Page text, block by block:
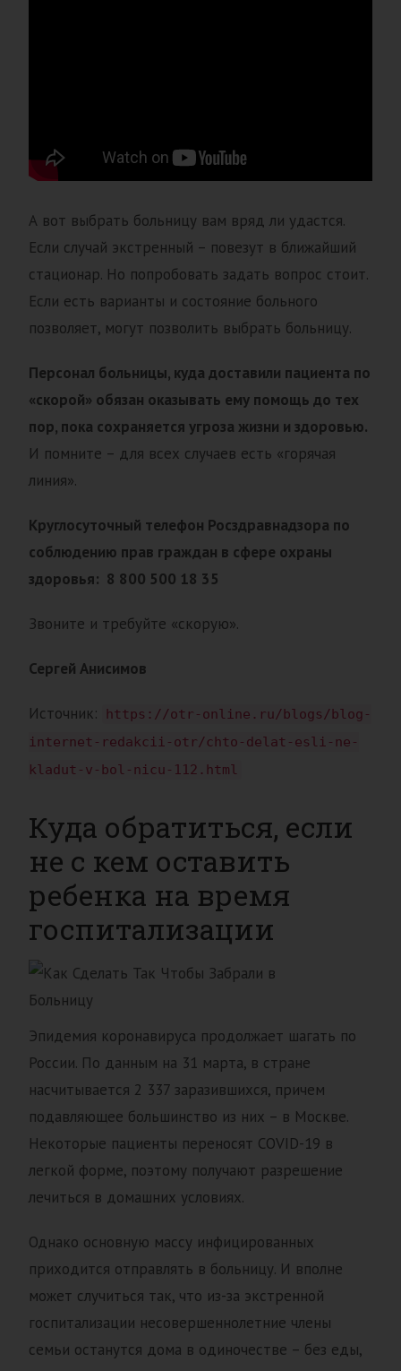
А вот выбрать больницу вам вряд ли удастся.
Если случай экстренный – повезут в ближайший
стационар. Но попробовать задать вопрос стоит.
Если есть варианты и состояние больного
позволяет, могут позволить выбрать больницу.
Персонал больницы, куда доставили пациента по
«скорой» обязан оказывать ему помощь до тех
пор, пока сохраняется угроза жизни и здоровью.
И помните – для всех случаев есть «горячая
линия».
Круглосуточный телефон Росздравнадзора по
соблюдению прав граждан в сфере охраны
здоровья: 8 800 500 18 35
Звоните и требуйте «скорую».
Сергей Анисимов
Источник:
https://otr-online.ru/blogs/blog-
internet-redakcii-otr/chto-delat-esli-ne-
kladut-v-bol-nicu-112.html
Куда обратиться, если
не с кем оставить
ребенка на время
госпитализации
Эпидемия коронавируса продолжает шагать по
России. По данным на 31 марта, в стране
насчитывается 2 337 заразившихся, причем
подавляющее большинство из них – в Москве.
Некоторые пациенты переносят COVID-19 в
легкой форме, поэтому получают разрешение
лечиться в домашних условиях.
Однако основную массу инфицированных
приходится отправлять в больницу. И вполне
может случиться так, что из-за экстренной
госпитализации несовершеннолетние члены
семьи останутся дома в одиночестве – без еды,